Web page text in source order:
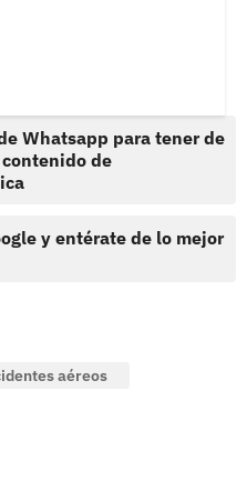
Whatsapp para tener de
de
y entérate de lo mejor
aéreos